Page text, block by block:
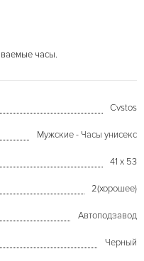
часы.
Cvstos
Мужские - Часы унисекс
41 х 53
2(хорошее)
Автоподзавод
Черный